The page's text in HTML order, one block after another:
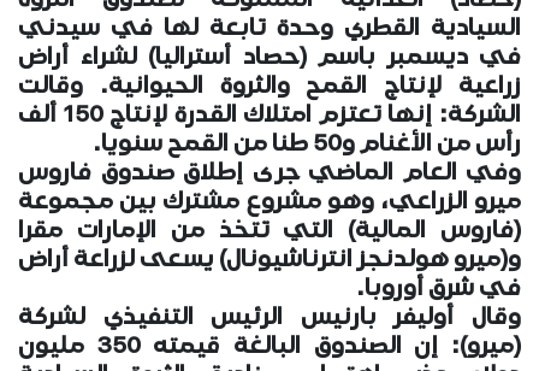
السيادية القطري وحدة تابعة لها في سيدني
في ديسمبر باسم (حصاد أستراليا) لشراء أراض
زراعية لإنتاج القمح والثروة الحيوانية. وقالت
الشركة: إنها تعتزم امتلاك القدرة لإنتاج 150 ألف
رأس من الأغنام و50 طنا من القمح سنويا.
وفي العام الماضي جرى إطلاق صندوق فاروس
ميرو الزراعي، وهو مشروع مشترك بين مجموعة
(فاروس المالية) التي تتخذ من الإمارات مقرا
و(ميرو هولدنجز انترناشيونال) يسعى لزراعة أراض
في شرق أوروبا.
وقال أوليفر بارنيس الرئيس التنفيذي لشركة
(ميرو): إن الصندوق البالغة قيمته 350 مليون